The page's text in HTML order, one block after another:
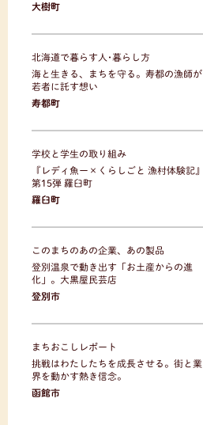
大樹町
北海道で暮らす人･暮らし方
海と生きる、まちを守る。寿都の漁師が
若者に託す想い
寿都町
学校と学生の取り組み
『レディ魚ー×くらしごと 漁村体験記』
第15弾 羅臼町
羅臼町
このまちのあの企業、あの製品
登別温泉で動き出す「お土産からの進
化」。大黒屋民芸店
登別市
まちおこしレポート
挑戦はわたしたちを成長させる。街と業
界を動かす熱き信念。
函館市